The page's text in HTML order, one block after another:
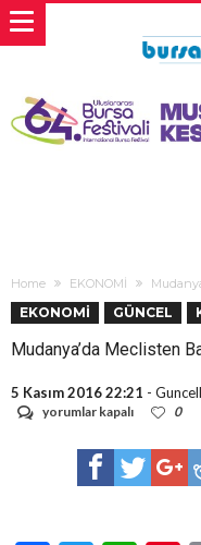
Home EKONOMİ
EKONOMİ GÜNCEL
Mudanya’da Meclisten
5 Kasım 2016 22:21 -
Mudanya’da
Başkana
yorumlar kapalı 0